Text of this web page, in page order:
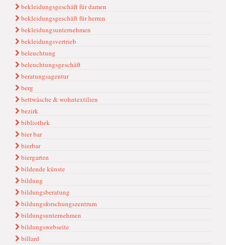
bekleidungsgeschäft für damen
bekleidungsgeschäft für herren
bekleidungsunternehmen
bekleidungsvertrieb
beleuchtung
beleuchtungsgeschäft
beratungsagentur
berg
bettwäsche & wohntextilien
bezirk
bibliothek
bier bar
bierbar
biergarten
bildende künste
bildung
bildungsberatung
bildungsforschungszentrum
bildungsunternehmen
bildungswebseite
billard